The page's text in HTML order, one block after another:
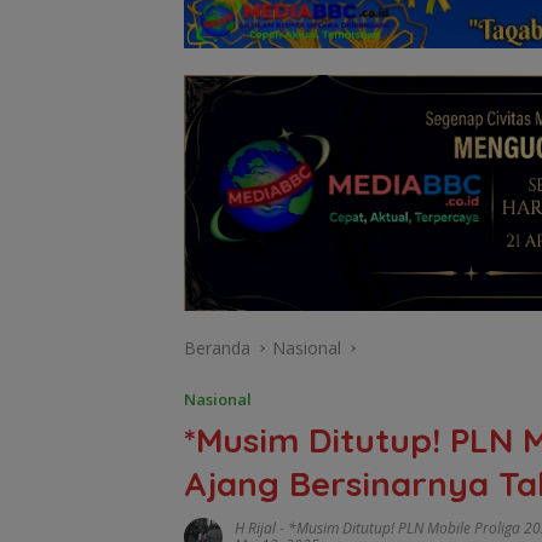
Beranda Nasional
Nasional
*Musim Ditutup! PLN
Ajang Bersinarnya
H Rijal- *Musim Ditutup! PLN Mobile Proliga